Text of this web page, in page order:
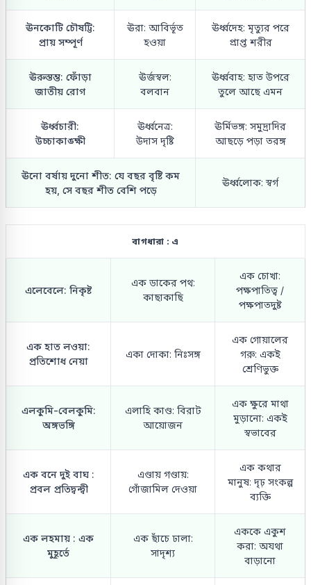
ঊনকোটি চৌষট্টি:
প্রায় সম্পূর্ণ
ঊরা: আবির্ভূত
হওয়া
ঊর্ধ্বদেহ: মৃত্যুর পরে
প্রাপ্ত শরীর
ঊরুস্তম্ভ: ফোঁড়া
জাতীয় রোগ
ঊর্জস্বল:
বলবান
ঊর্ধ্ববাহ: হাত উপরে
তুলে আছে এমন
ঊর্ধ্বচারী:
উচ্চাকাঙ্ক্ষী
ঊর্ধ্বনেত্র:
উদাস দৃষ্টি
ঊর্মিভঙ্গ: সমুদ্রাদির
আছড়ে পড়া তরঙ্গ
ঊনো বর্ষায় দুনো শীত: যে বছর বৃষ্টি কম
হয়, সে বছর শীত বেশি পড়ে
ঊর্ধ্বলোক: স্বর্গ
বাগধারা : এ
এলেবেলে: নিকৃষ্ট
এক ডাকের পথ:
কাছাকাছি
এক চোখা:
পক্ষপাতিত্ব /
পক্ষপাতদুষ্ট
এক হাত লওয়া:
প্রতিশোধ নেয়া
একা দোকা: নিঃসঙ্গ
এক গোয়ালের
গরু: একই
শ্রেণিভুক্ত
এলকুমি-বেলকুমি:
অঙ্গভঙ্গি
এলাহি কাণ্ড: বিরাট
আয়োজন
এক ক্ষুরে মাথা
মুড়ানো: একই
স্বভাবের
এক বনে দুই বাঘ :
প্রবল প্রতিদ্বন্দ্বী
এণ্ডায় গণ্ডায়:
গোঁজামিল দেওয়া
এক কথার
মানুষ: দৃঢ় সংকল্প
ব্যক্তি
এক লহমায় : এক
মুহূর্তে
এক ছাঁচে ঢালা:
সাদৃশ্য
এককে একুশ
করা: অযথা
বাড়ানো